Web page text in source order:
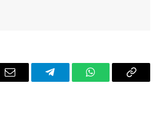
Email TelegramWhatsAppCopy